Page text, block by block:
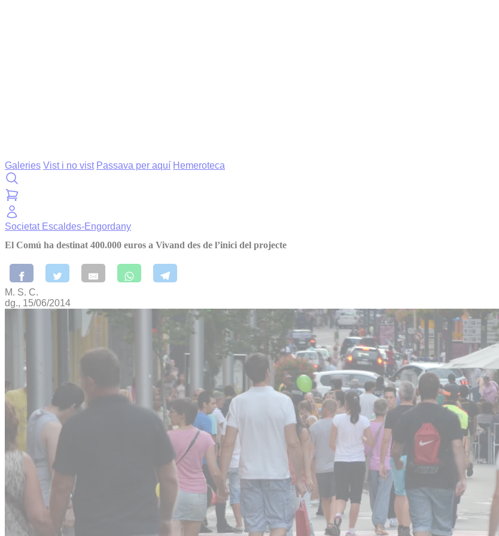
Galeries Vist i no vist Passava per aquí Hemeroteca
Societat Escaldes-Engordany
El Comú ha destinat 400.000 euros a Vivand des de l’inici del projecte
M. S. C.
dg., 15/06/2014